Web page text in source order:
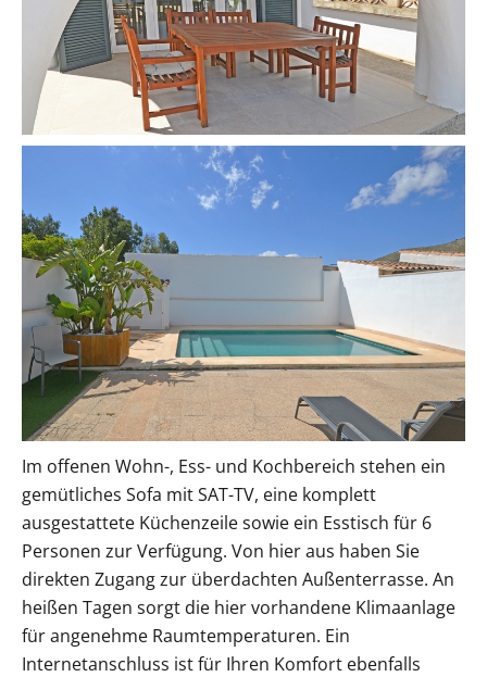
Im offenen Wohn-, Ess- und Kochbereich stehen ein
gemütliches Sofa mit SAT-TV, eine komplett
ausgestattete Küchenzeile sowie ein Esstisch für 6
Personen zur Verfügung. Von hier aus haben Sie
direkten Zugang zur überdachten Außenterrasse. An
heißen Tagen sorgt die hier vorhandene Klimaanlage
für angenehme Raumtemperaturen. Ein
Internetanschluss ist für Ihren Komfort ebenfalls